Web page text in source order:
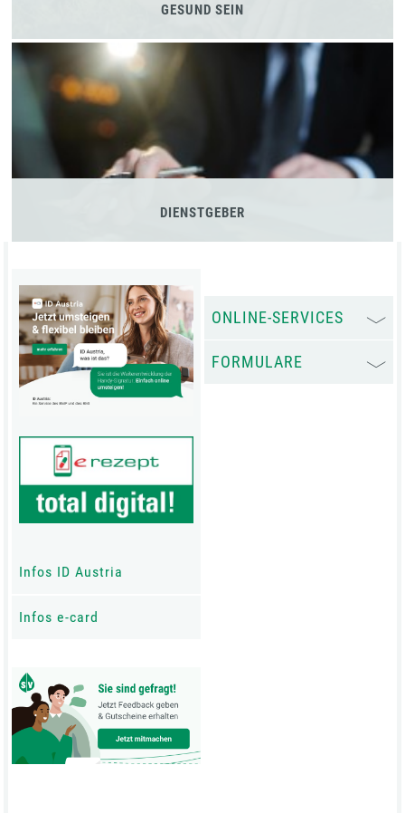
GESUND SEIN
DIENSTGEBER
Infos ID Austria
Infos e-card
ONLINE-SERVICES
FORMULARE